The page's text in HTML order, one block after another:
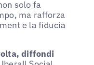
solo fa
ma rafforza
e la fiducia
diffondi